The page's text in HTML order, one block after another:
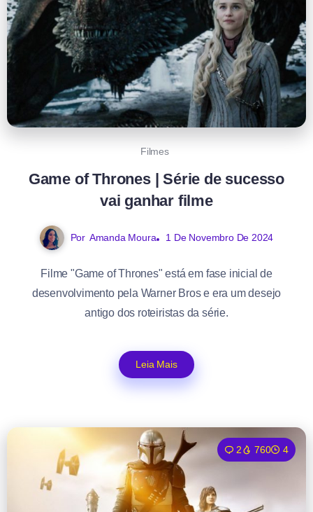
Filmes
Game of Thrones | Série de sucesso
vai ganhar filme
Por Amanda Moura 1 De Novembro De 2024
Filme "Game of Thrones" está em fase inicial de
desenvolvimento pela Warner Bros e era um desejo
antigo dos roteiristas da série.
Leia Mais
2 760 4